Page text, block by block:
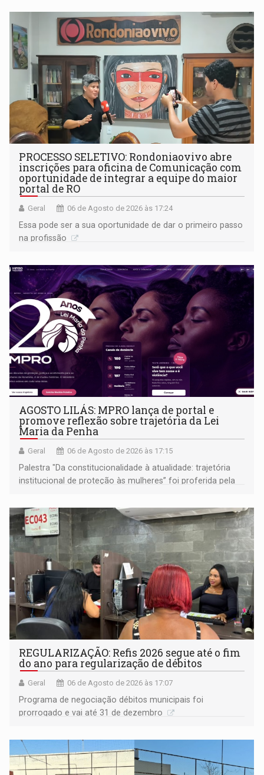
PROCESSO SELETIVO: Rondoniaovivo abre
inscrições para oficina de Comunicação com
oportunidade de integrar a equipe do maior
portal de RO
Geral 06 de Agosto de 2026 às 17:24
Essa pode ser a sua oportunidade de dar o primeiro passo
na profissão
AGOSTO LILÁS: MPRO lança de portal e
promove reflexão sobre trajetória da Lei
Maria da Penha
Geral 06 de Agosto de 2026 às 17:15
Palestra "Da constitucionalidade à atualidade: trajetória
institucional de proteção às mulheres” foi proferida pela
Goiás
REGULARIZAÇÃO: Refis 2026 segue até o fim
do ano para regularização de débitos
Geral 06 de Agosto de 2026 às 17:07
Programa de negociação débitos municipais foi
prorrogado e vai até 31 de dezembro